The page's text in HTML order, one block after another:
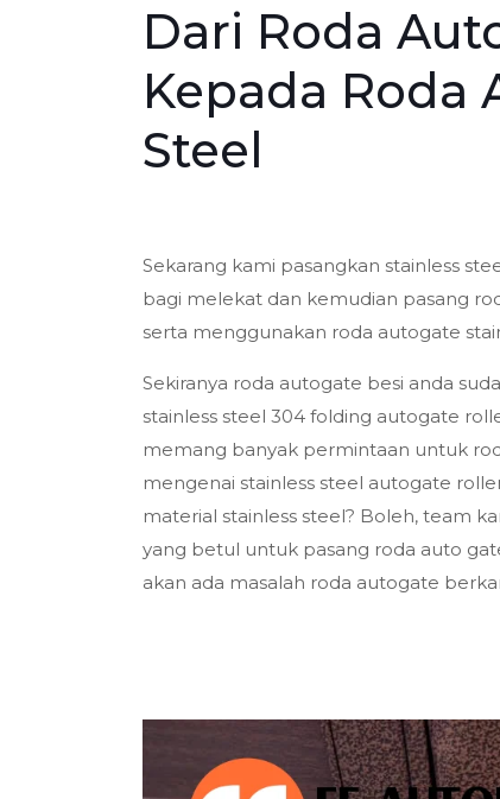
Dari Roda
Kepada Roda
Steel
Sekarang kami pasangkan stainless
bagi melekat dan kemudian pasang
serta menggunakan roda autogate
Sekiranya roda autogate besi anda
stainless steel 304 folding autogate
memang banyak permintaan untuk
mengenai stainless steel autogate
material stainless steel? Boleh, team
yang betul untuk pasang roda auto
akan ada masalah roda autogate